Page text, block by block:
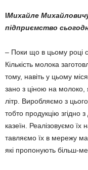
lМихайле
підприємство
– Поки що в цьому році
Кількість молока
тому, навіть у цьому
зано з ціною на молоко,
літр. Виробляємо з
тобто продукцію
казеїн. Реалізовуємо
тав­ляємо їх в мережу
які пропонують більш-